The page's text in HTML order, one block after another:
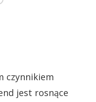
czynnikiem
jest rosnące